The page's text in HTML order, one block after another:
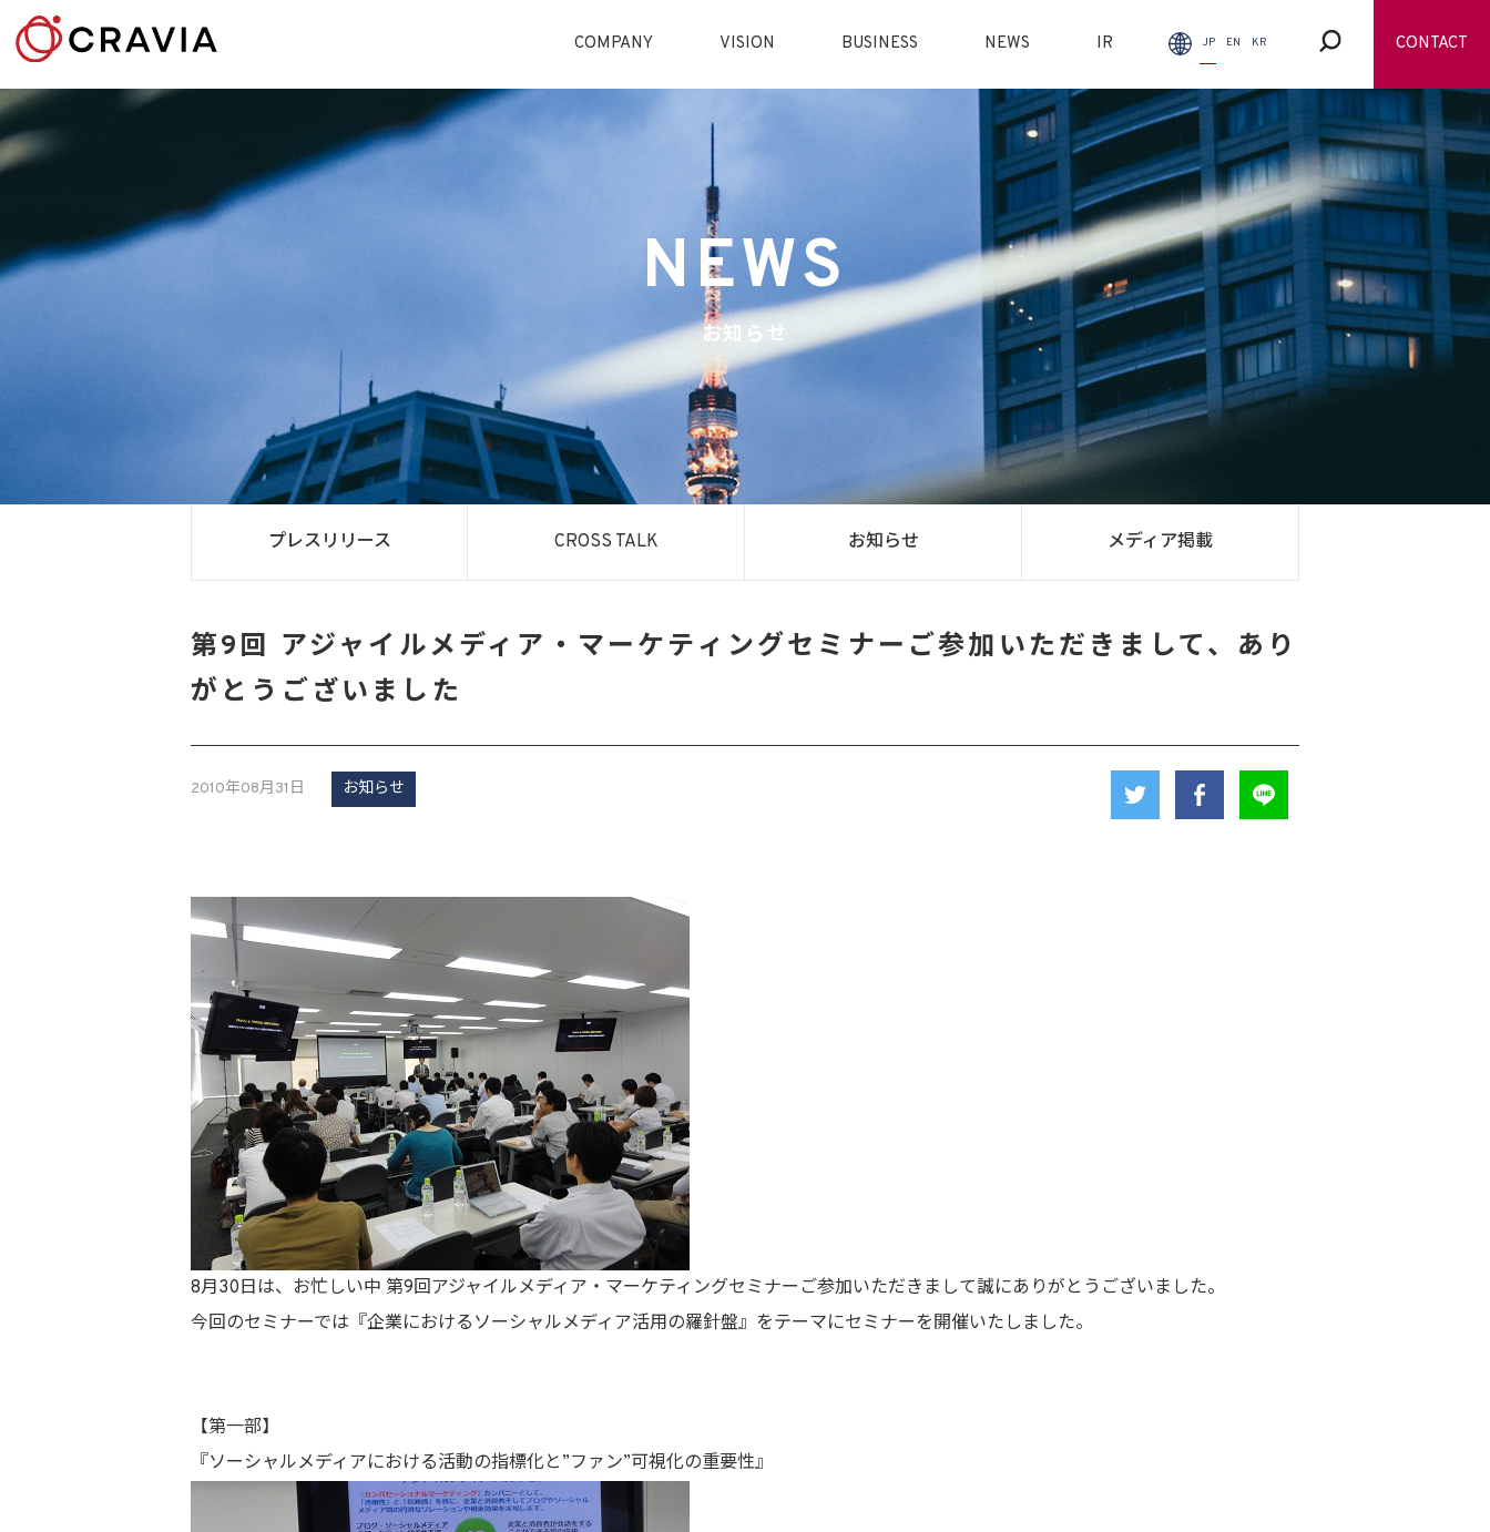
COMPANY VISION BUSINESS NEWS IR JP EN KR CONTACT
NEWS
お知らせ
プレスリリース CROSS TALK お知らせ メディア掲載
第9回 アジャイルメディア・マーケティングセミナーご参加いただきまして、あり
がとうございました
2010年08月31日 お知らせ
8月30日は、お忙しい中 第9回アジャイルメディア・マーケティングセミナーご参加いただきまして誠にありがとうございました。
今回のセミナーでは『企業におけるソーシャルメディア活用の羅針盤』をテーマにセミナーを開催いたしました。
【第一部】
『ソーシャルメディアにおける活動の指標化と”ファン”可視化の重要性』